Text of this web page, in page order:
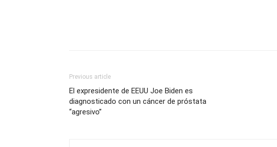
Previous article
El expresidente de EEUU Joe Biden es
diagnosticado con un cáncer de próstata
“agresivo”